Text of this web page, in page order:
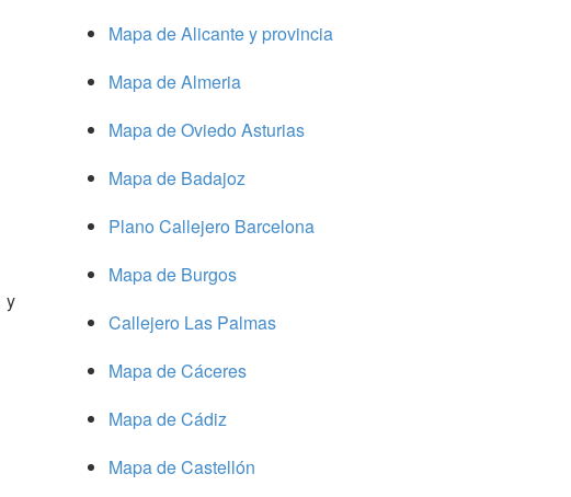
y
Mapa de Alicante y provincia
Mapa de Almeria
Mapa de Oviedo Asturias
Mapa de Badajoz
Plano Callejero Barcelona
Mapa de Burgos
Callejero Las Palmas
Mapa de Cáceres
Mapa de Cádiz
Mapa de Castellón